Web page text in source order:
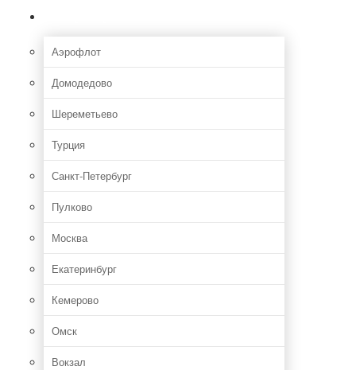
Аэрофлот
Домодедово
Шереметьево
Турция
Санкт-Петербург
Пулково
Москва
Екатеринбург
Кемерово
Омск
Вокзал